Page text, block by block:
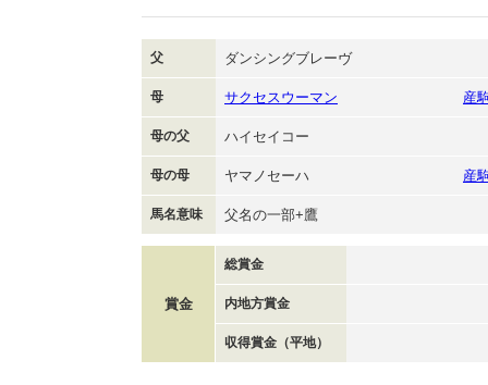
父 ダンシングブレーヴ
母 サクセスウーマン 産
母の父 ハイセイコー
母の母 ヤマノセーハ 産
馬名意味 父名の一部+鷹
賞金
総賞金
内地方賞金
収得賞金（平地）